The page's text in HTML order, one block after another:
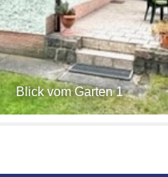
Blick vom Garten 1